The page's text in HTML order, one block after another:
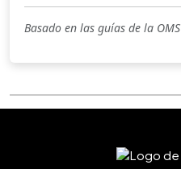
Basado en las guías de la OMS